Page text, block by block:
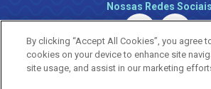
Nossas Redes Sociais
By clicking “Accept All Cookies”, you agree
cookies on your device to enhance site
site usage, and assist in our marketing